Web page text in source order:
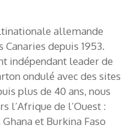
allemande
Canaries depuis 1953.
indépendant leader de
ondulé avec des sites
plus de 40 ans, nous
l’Afrique de l’Ouest :
et Burkina Faso